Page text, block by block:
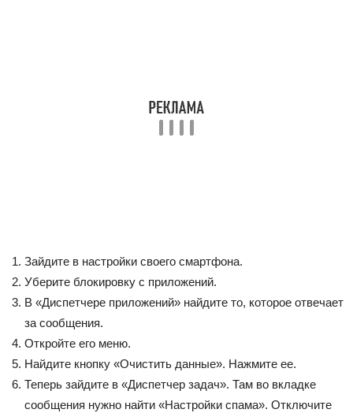
Зайдите в настройки своего смартфона.
Уберите блокировку с приложений.
В «Диспетчере приложений» найдите то, которое отвечает
за сообщения.
Откройте его меню.
Найдите кнопку «Очистить данные». Нажмите ее.
Теперь зайдите в «Диспетчер задач». Там во вкладке
сообщения нужно найти «Настройки спама». Отключите